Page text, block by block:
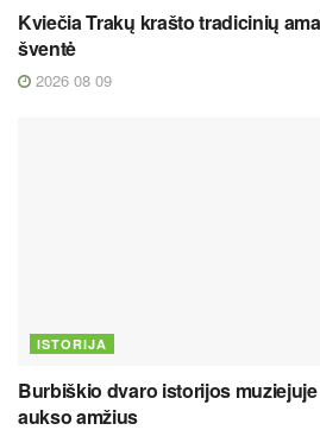
Kviečia Trakų krašto tradicinių
šventė
2026 08 09
ISTORIJA
Burbiškio dvaro istorijos
aukso amžius